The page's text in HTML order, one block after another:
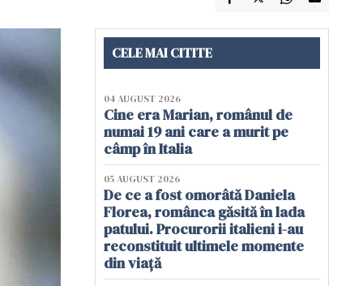
CELE MAI CITITE
04 AUGUST 2026
Cine era Marian, românul de
numai 19 ani care a murit pe
câmp în Italia
05 AUGUST 2026
De ce a fost omorâtă Daniela
Florea, românca găsită în lada
patului. Procurorii italieni i-au
reconstituit ultimele momente
din viață